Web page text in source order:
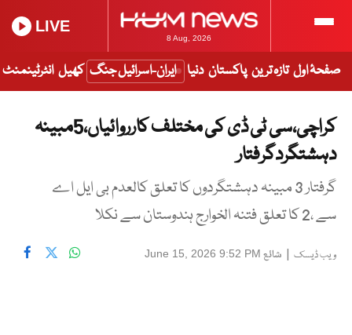
8 Aug, 2026
LIVE
صفحۂ اول تازہ ترین پاکستان دنیا ایران-اسرائیل جنگ کھیل انٹرٹینمنٹ
کراچی،سی ٹی ڈی کی مختلف کارروائیاں،5مبینہ
دہشتگردگرفتار
گرفتار 3 مبینہ دہشتگردوں کا تعلق کالعدم بی ایل اے
سے ،2 کا تعلق فتنہ الخوارج ہندوستان سے نکلا
ویب ڈیسک | شائع June 15, 2026 9:52 PM